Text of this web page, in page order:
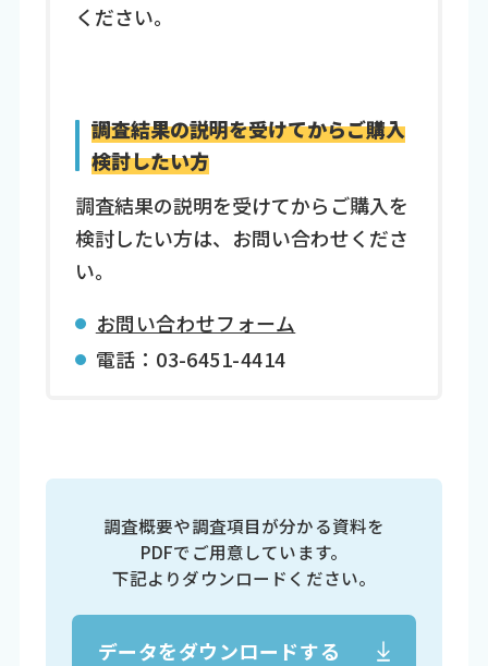
ください。
調査結果の説明を受けてからご購入
検討したい方
調査結果の説明を受けてからご購入を
検討したい方は、お問い合わせくださ
い。
お問い合わせフォーム
電話：03-6451-4414
調査概要や調査項目が分かる資料を
PDFでご用意しています。
下記よりダウンロードください。
データをダウンロードする